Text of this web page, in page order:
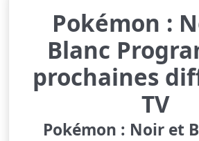
Pokémon :
Blanc
prochaines
TV
Pokémon : Noir et